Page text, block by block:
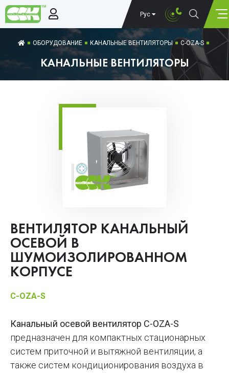
Рус
ОБОРУДОВАНИЕ КАНАЛЬНЫЕ ВЕНТИЛЯТОРЫ C-OZA-S
КАНАЛЬНЫЕ ВЕНТИЛЯТОРЫ
ВЕНТИЛЯТОР КАНАЛЬНЫЙ
ОСЕВОЙ В
ШУМОИЗОЛИРОВАННОМ
КОРПУСЕ
C-ОZА-S
Канальный осевой вентилятор C-OZA-S
предназначен для компактных стационарных
систем приточной и вытяжной вентиляции, а
также систем кондиционирования воздуха в